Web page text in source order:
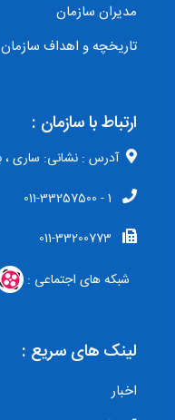
مدیران سازمان
تاریخچه و اهداف سازمان
لینک های سریع :
اخبار
ارتباط با سازمان :
آدرس : نشانی: ساری ،
1 - 011-33257500
011-33200773
شبکه های اجتماعی :